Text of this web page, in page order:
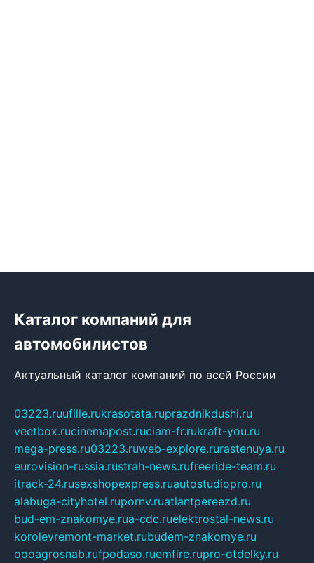
Каталог компаний для
автомобилистов
Актуальный каталог компаний по всей России
03223.ruufille.rukrasotata.ruprazdnikdushi.ru
veetbox.rucinemapost.ruciam-fr.rukraft-you.ru
mega-press.ru03223.ruweb-explore.rurastenuya.ru
eurovision-russia.rustrah-news.rufreeride-team.ru
itrack-24.rusexshopexpress.ruautostudiopro.ru
alabuga-cityhotel.rupornv.ruatlantpereezd.ru
bud-em-znakomye.rua-cdc.ruelektrostal-news.ru
korolevremont-market.rubudem-znakomye.ru
oooagrosnab.rufpodaso.ruemfire.rupro-otdelky.ru